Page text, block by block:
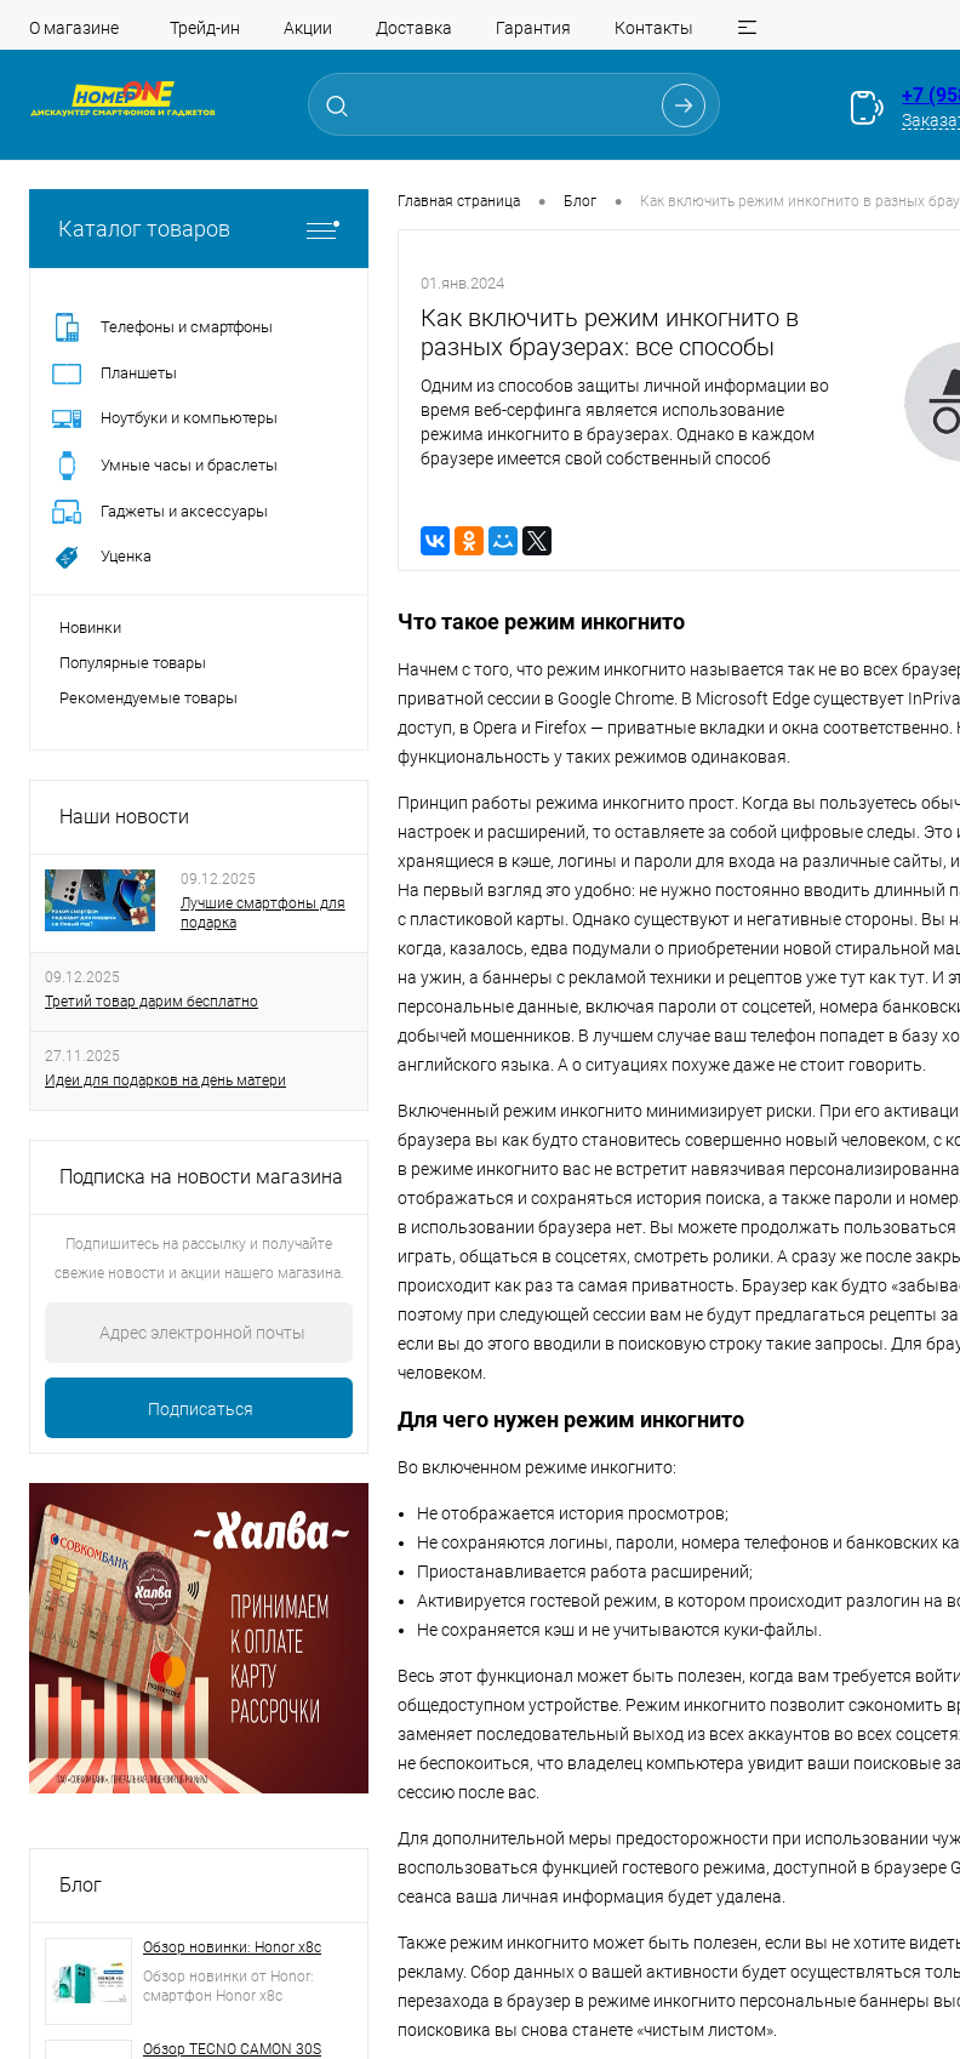
О магазине Трейд-ин Акции Доставка Гарантия Контакты
+7
Каталог товаров
Телефоны и смартфоны
Планшеты
Ноутбуки и компьютеры
Умные часы и браслеты
Гаджеты и аксессуары
Уценка
Новинки
Популярные товары
Рекомендуемые товары
Наши новости
09.12.2025
Лучшие смартфоны для
подарка
09.12.2025
Третий товар дарим бесплатно
27.11.2025
Идеи для подарков на день матери
Подписка на новости магазина
Подпишитесь на рассылку и получайте
свежие новости и акции нашего магазина.
Блог
Обзор новинки: Honor x8c
Обзор новинки от Honor:
смартфон Honor x8c
Обзор TECNO CAMON 30S
Главная страница • Блог • Как включить режим инкогнито в разных
01.янв.2024
Как включить режим инкогнито в
разных браузерах: все способы
Одним из способов защиты личной информации во
время веб-серфинга является использование
режима инкогнито в браузерах. Однако в каждом
браузере имеется свой собственный способ
инкогнито и действительно ли он обеспечивает
безопасность и конфиденциальность.
Что такое режим инкогнито
Начнем с того, что режим инкогнито называется так не во всех
приватной сессии в Google Chrome. В Microsoft Edge существует
доступ, в Opera и Firefox — приватные вкладки и окна
функциональность у таких режимов одинаковая.
Принцип работы режима инкогнито прост. Когда вы пользуетесь
настроек и расширений, то оставляете за собой цифровые следы.
хранящиеся в кэше, логины и пароли для входа на различные сайты,
На первый взгляд это удобно: не нужно постоянно вводить длинный
с пластиковой карты. Однако существуют и негативные стороны. Вы
когда, казалось, едва подумали о приобретении новой стиральной
на ужин, а баннеры с рекламой техники и рецептов уже тут как тут. И
персональные данные, включая пароли от соцсетей, номера
добычей мошенников. В лучшем случае ваш телефон попадет в базу
английского языка. А о ситуациях похуже даже не стоит говорить.
Включенный режим инкогнито минимизирует риски. При его
браузера вы как будто становитесь совершенно новый человеком, с
в режиме инкогнито вас не встретит навязчивая
отображаться и сохраняться история поиска, а также пароли и
в использовании браузера нет. Вы можете продолжать пользоваться
играть, общаться в соцсетях, смотреть ролики. А сразу же после
происходит как раз та самая приватность. Браузер как будто
поэтому при следующей сессии вам не будут предлагаться рецепты
если вы до этого вводили в поисковую строку такие запросы. Для
человеком.
Для чего нужен режим инкогнито
Во включенном режиме инкогнито:
Не отображается история просмотров;
Не сохраняются логины, пароли, номера телефонов и банковских
Приостанавливается работа расширений;
Активируется гостевой режим, в котором происходит разлогин на
Не сохраняется кэш и не учитываются куки-файлы.
Весь этот функционал может быть полезен, когда вам требуется
общедоступном устройстве. Режим инкогнито позволит сэкономить
заменяет последовательный выход из всех аккаунтов во всех
не беспокоиться, что владелец компьютера увидит ваши поисковые
сессию после вас.
Для дополнительной меры предосторожности при использовании
воспользоваться функцией гостевого режима, доступной в браузере
сеанса ваша личная информация будет удалена.
Также режим инкогнито может быть полезен, если вы не хотите
рекламу. Сбор данных о вашей активности будет осуществляться
перезахода в браузер в режиме инкогнито персональные баннеры
поисковика вы снова станете «чистым листом».